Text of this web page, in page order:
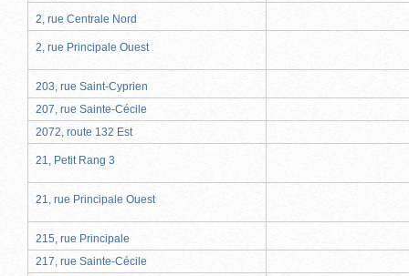
2, rue Centrale Nord
2, rue Principale Ouest
203, rue Saint-Cyprien
207, rue Sainte-Cécile
2072, route 132 Est
21, Petit Rang 3
21, rue Principale Ouest
215, rue Principale
217, rue Sainte-Cécile